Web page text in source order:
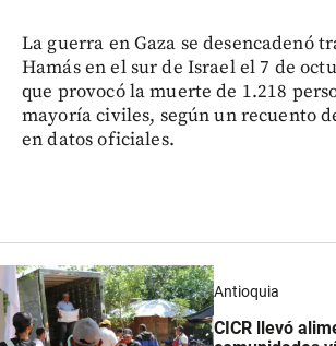
La guerra en Gaza se desencadenó
Hamás en el sur de Israel el 7 de
que provocó la muerte de 1.218
mayoría civiles, según un recuento
en datos oficiales.
Antioquia
CICR llevó